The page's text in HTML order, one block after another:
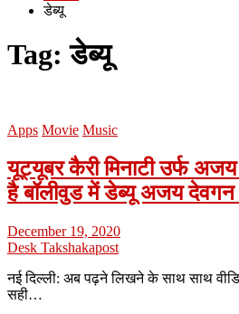
डेब्यू
Tag:डेब्यू
Apps Movie Music
यूट्यूबर कैरी मिनाटी उर्फ
है बॉलीवुड में डेब्यू अजय
December 19, 2020
Desk Takshakapost
नई दिल्ली: अब पढ़ने लिखने के साथ साथ
सही…